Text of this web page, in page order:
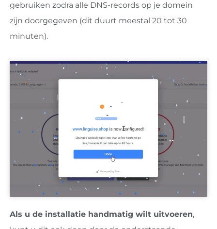
gebruiken zodra alle DNS-records op je domein
zijn doorgegeven (dit duurt meestal 20 tot 30
minuten).
Als u de installatie handmatig wilt uitvoeren,